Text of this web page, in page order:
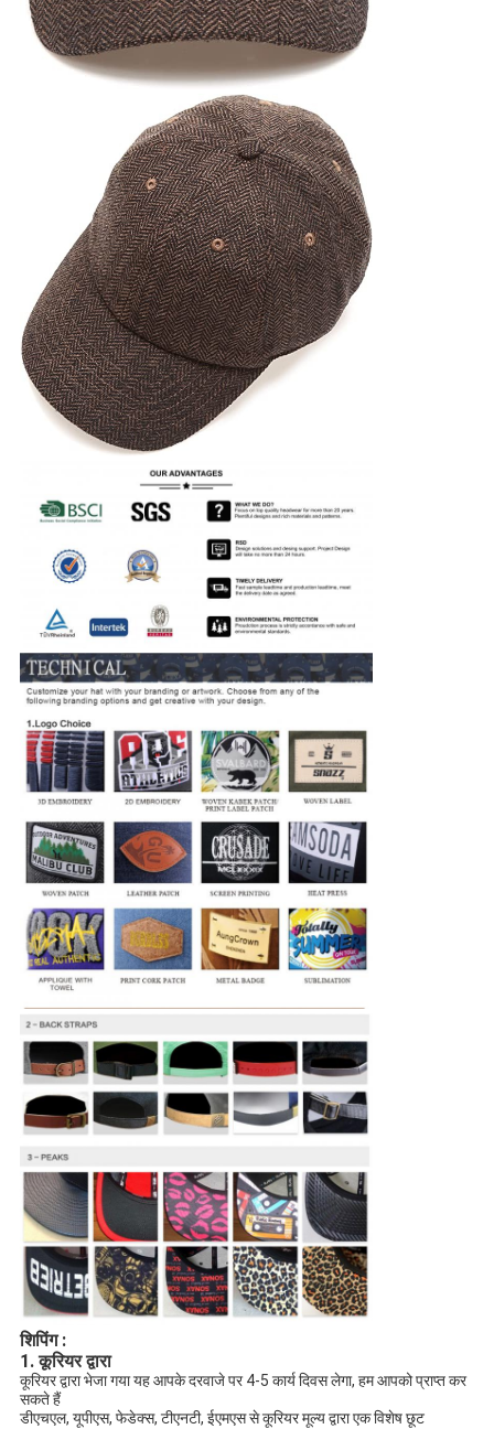
शिपिंग :
1. कूरियर द्वारा
कूरियर द्वारा भेजा गया यह आपके दरवाजे पर 4-5 कार्य दिवस लेगा, हम आपको प्राप्त कर
सकते हैं
डीएचएल, यूपीएस, फेडेक्स, टीएनटी, ईएमएस से कूरियर मूल्य द्वारा एक विशेष छूट